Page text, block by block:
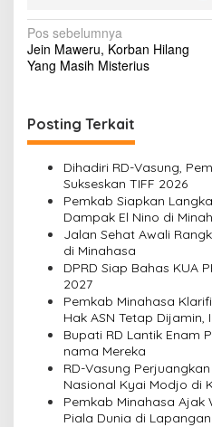
N
a
i
g
Pos sebelumnya
Jein Maweru, Korban Hilang
Yang Masih Misterius
Posting Terkait
Dihadiri RD-Vasung,
Sukseskan TIFF 2026
Pemkab Siapkan
Dampak El Nino di
Jalan Sehat Awali
di Minahasa
DPRD Siap Bahas KUA
2027
Pemkab Minahasa
Hak ASN Tetap
Bupati RD Lantik Enam
nama Mereka
RD-Vasung
Nasional Kyai Modjo di
Pemkab Minahasa Ajak
Piala Dunia di